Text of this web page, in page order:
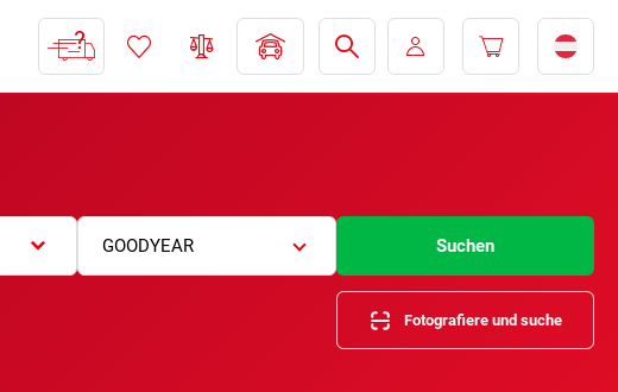
GOODYEAR Suchen
Fotografiere und suche